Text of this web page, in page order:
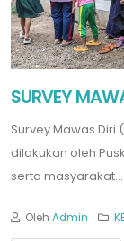
SURVEY
Survey Mawas
dilakukan oleh
serta masyarakat...
Oleh Admin